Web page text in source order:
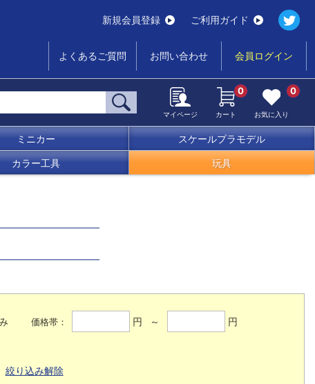
新規会員登録 ご利用ガイド
よくあるご質問 お問い合わせ 会員ログイン
マイページ カート
0
お気に入り
0
ミニカー スケールプラモデル
カラー工具 玩具
価格帯： 円 ～ 円
絞り込み解除